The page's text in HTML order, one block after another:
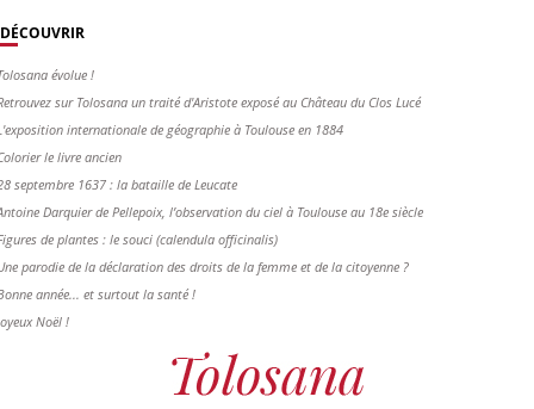
DÉCOUVRIR
évolue !
sur Tolosana un traité d'Aristote exposé au Château du Clos Lucé
internationale de géographie à Toulouse en 1884
le livre ancien
septembre 1637 : la bataille de Leucate
Darquier de Pellepoix, l’observation du ciel à Toulouse au 18e siècle
de plantes : le souci (calendula officinalis)
parodie de la déclaration des droits de la femme et de la citoyenne ?
année... et surtout la santé !
Noël !